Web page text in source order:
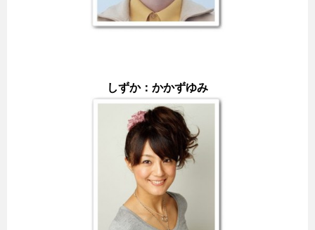
しずか：かかずゆみ